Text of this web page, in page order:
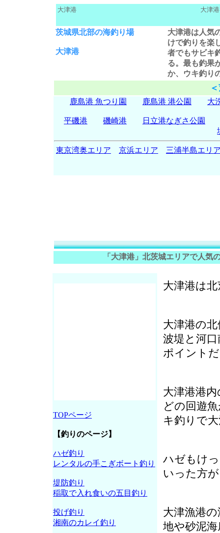
大津港 大津
茨城県北部の海釣り場
大津港
大津港は人気
けで釣りを楽
者でもサビキ
る。最も釣果
か、ウキ釣り
鹿島港 魚つり園 鹿島港 港公園 大
平磯港 磯崎港
日立港なぎさ公園
東京湾奥エリア 京浜エリア 三浦半島エリ
「大津港」北茨城エリアで人気
大津港は
大津港の
波堤と河
ポイント
大津港港
どの回遊
キ釣りで
ハゼもけ
いった方
大津漁港
地や砂泥
TOPページ
【釣りのページ】
ハゼ釣り
レンタルの手こぎボート釣り
堤防釣り
稲取で入れ食いの五目釣り
投げ釣り
湘南のカレイ釣り